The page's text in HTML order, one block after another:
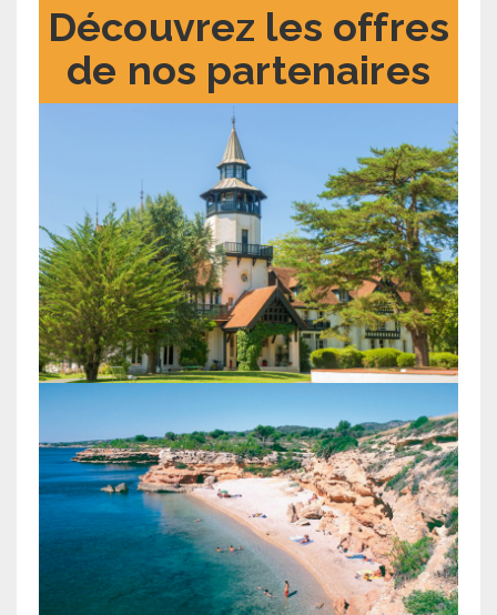
Découvrez les offres
de nos partenaires